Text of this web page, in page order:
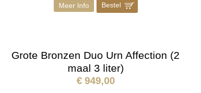
Meer Info Bestel ]
Grote Bronzen Duo Urn Affection (2
maal 3 liter)
€ 949,00